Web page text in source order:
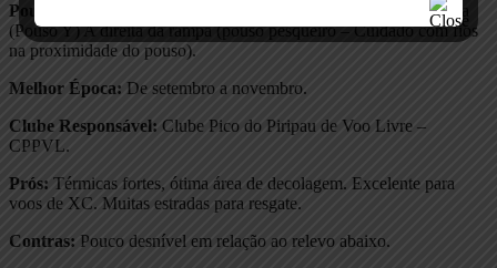
Pouso:
A frente da rampa (pouso das poncans) A direita da rampa
(Pouso Y) A direita da rampa (pouso pesqueiro – Cuidado com fios
na proximidade do pouso).
Melhor Época: De setembro a novembro.
Clube Responsável: Clube Pico do Piripau de Voo Livre –
CPPVL.
Prós: Térmicas fortes, ótima área de decolagem. Excelente para
voos de XC. Muitas estradas para resgate.
Contras: Pouco desnível em relação ao relevo abaixo.